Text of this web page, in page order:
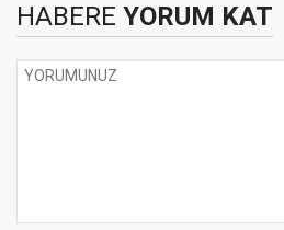
HABERE YORUM KAT